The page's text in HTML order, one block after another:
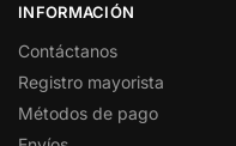
INFORMACIÓN
Contáctanos
Registro mayorista
Métodos de pago